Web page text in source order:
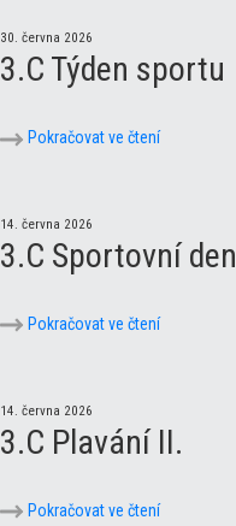
30. června 2026
3.C Týden sportu
Pokračovat ve čtení
14. června 2026
3.C Sportovní
Pokračovat ve čtení
14. června 2026
3.C Plavání II.
Pokračovat ve čtení